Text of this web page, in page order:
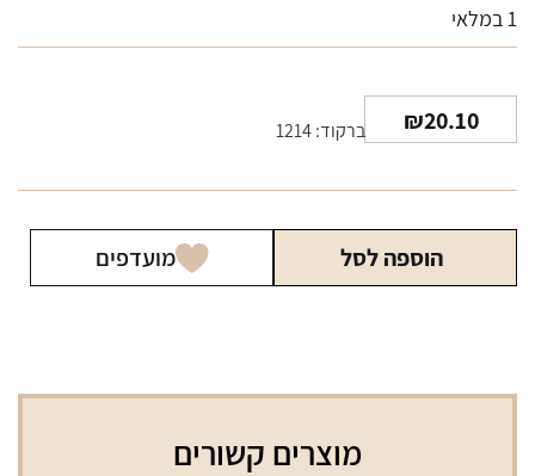
1 במלאי
₪20.10 ברקוד: 1214
הוספה לסל מועדפים
מוצרים קשורים